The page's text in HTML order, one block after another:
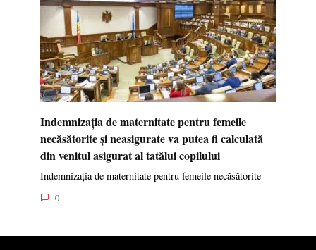
Indemnizația de maternitate pentru femeile
necăsătorite și neasigurate va putea fi calculată
din venitul asigurat al tatălui copilului
Indemnizația de maternitate pentru femeile necăsătorite
0